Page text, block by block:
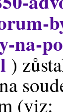
na-
)
(viz: